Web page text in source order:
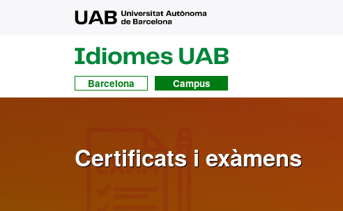
UAB
Idiomes
Barcelona Campus
Certificats i exàmens